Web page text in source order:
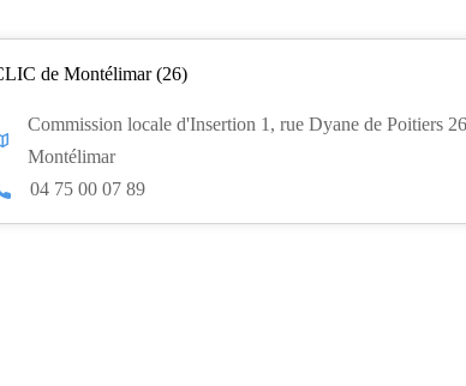
de Montélimar (26)
Commission locale d'Insertion 1, rue Dyane de Poitiers
Montélimar
04 75 00 07 89